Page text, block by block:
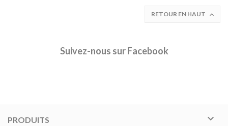
RETOUR EN HAUT 
Suivez-nous sur Facebook
PRODUITS 